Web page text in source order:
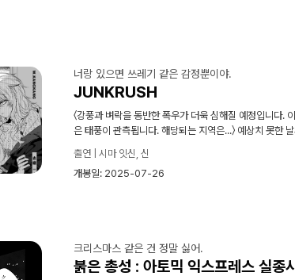
너랑 있으면 쓰레기 같은 감정뿐이야.
JUNKRUSH
〈강풍과 벼락을 동반한 폭우가 더욱 심해질 예정입니다.
은 태풍이 관측됩니다. 해당되는 지역은...〉 예상치 못한
출연 | 시마 잇신, 신
개봉일: 2025-07-26
크리스마스 같은 건 정말 싫어.
붉은 총성 : 아토믹 익스프레스 실종